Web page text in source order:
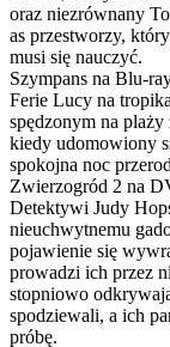
oraz niezrównany
as przestworzy,
musi się nauczyć.
Szympans na Blu-
Ferie Lucy na
spędzonym na plaży
kiedy udomowiony
spokojna noc
Zwierzogród 2 na
Detektywi Judy
nieuchwytnemu
pojawienie się
prowadzi ich przez
stopniowo
spodziewali, a ich
próbę.